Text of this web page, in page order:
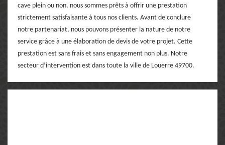
cave plein ou non, nous sommes prêts à offrir une prestation
strictement satisfaisante à tous nos clients. Avant de conclure
notre partenariat, nous pouvons présenter la nature de notre
service grâce à une élaboration de devis de votre projet. Cette
prestation est sans frais et sans engagement non plus. Notre
secteur d’intervention est dans toute la ville de Louerre 49700.